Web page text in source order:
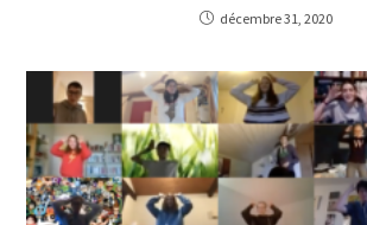
décembre 31, 2020